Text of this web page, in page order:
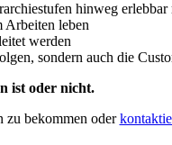
hinweg erlebbar
Arbeiten leben
werden
sondern auch die
ist oder nicht.
bekommen oder